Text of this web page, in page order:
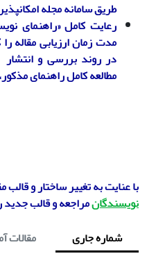
طریق سامانه مجله
رعایت کامل «راهنمای
مدت زمان ارزیابی مقاله
در روند بررسی و انتشار
مطالعه کامل راهنمای
با عنایت به تغییر ساختار و
نویسندگانمراجعه و قالب جدید
شماره جاری
مقالات